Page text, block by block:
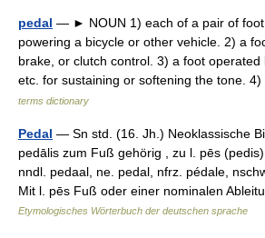
pedal — ► NOUN 1) each of a pair of
powering a bicycle or other vehicle. 2) a
brake, or clutch control. 3) a foot operated
etc. for sustaining or softening the tone.
terms dictionary
Pedal — Sn std. (16. Jh.) Neoklassische
pedālis zum Fuß gehörig , zu l. pēs
nndl. pedaal, ne. pedal, nfrz. pédale,
Mit l. pēs Fuß oder einer nominalen
Etymologisches Wörterbuch der deutschen sprache